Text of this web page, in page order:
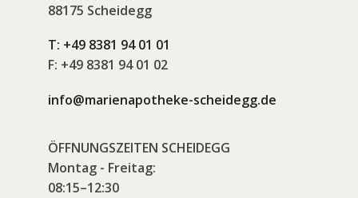
88175 Scheidegg
T: +49 8381 94 01 01
F: +49 8381 94 01 02
info@marienapotheke-scheidegg.de
ÖFFNUNGSZEITEN SCHEIDEGG
Montag - Freitag:
08:15–12:30